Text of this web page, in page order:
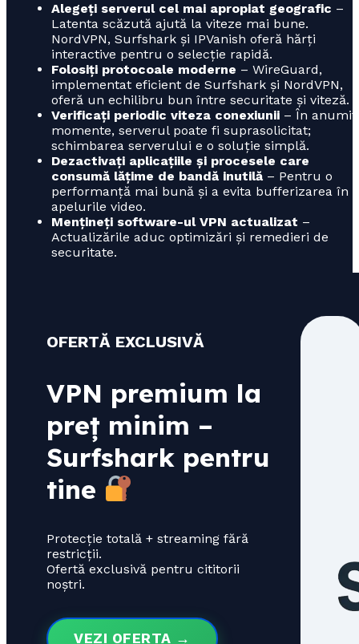
Alegeți serverul cel mai apropiat geografic –
Latenta scăzută ajută la viteze mai bune.
NordVPN, Surfshark și IPVanish oferă hărți
interactive pentru o selecție rapidă.
Folosiți protocoale moderne – WireGuard,
implementat eficient de Surfshark și NordVPN,
oferă un echilibru bun între securitate și viteză.
Verificați periodic viteza conexiunii – În
momente, serverul poate fi suprasolicitat;
schimbarea serverului e o soluție simplă.
Dezactivați aplicațiile și procesele care
consumă lățime de bandă inutilă – Pentru o
performanță mai bună și a evita bufferizarea în
apelurile video.
Mențineți software-ul VPN actualizat –
Actualizările aduc optimizări și remedieri de
securitate.
OFERTĂ EXCLUSIVĂ
VPN premium la
preț minim –
Surfshark pentru
tine
Protecție totală + streaming fără
restricții.
Ofertă exclusivă pentru cititorii
noștri.
VEZI OFERTA →